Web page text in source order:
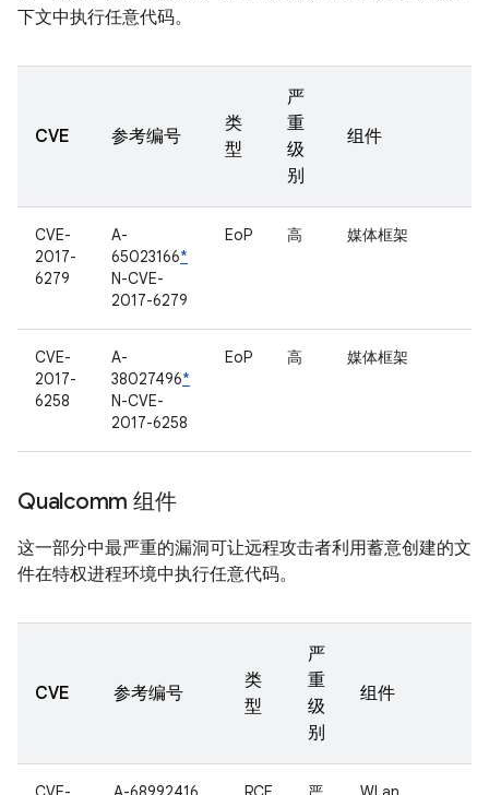
下文中执行任意代码。
CVE 参考编号
类
型
严
重
级
别
组件
CVE-
2017-
6279
A-
65023166*
N-CVE-
2017-6279
EoP 高 媒体框架
CVE-
2017-
6258
A-
38027496*
N-CVE-
2017-6258
EoP 高 媒体框架
Qualcomm 组件
这一部分中最严重的漏洞可让远程攻击者利用蓄意创建的文
件在特权进程环境中执行任意代码。
CVE 参考编号
类
型
严
重
级
别
组件